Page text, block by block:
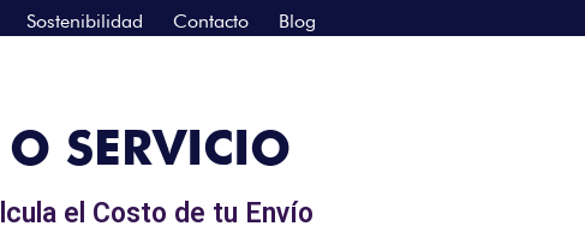
Sostenibilidad Contacto
Blog
SERVICIO
el Costo de tu Envío